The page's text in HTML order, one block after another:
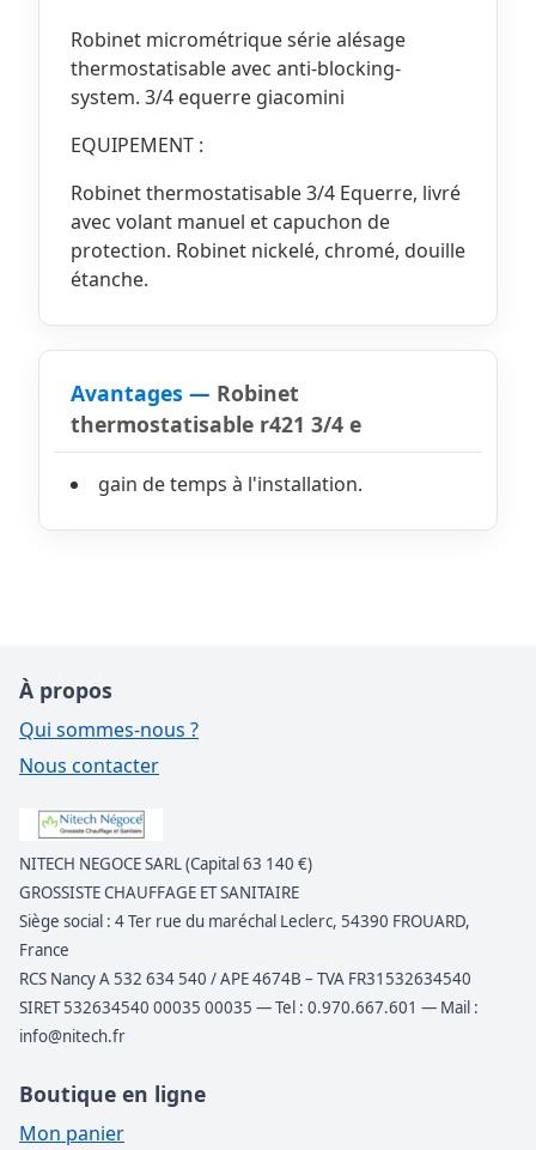
Robinet micrométrique série alésage
thermostatisable avec anti-blocking-
system. 3/4 equerre giacomini
EQUIPEMENT :
Robinet thermostatisable 3/4 Equerre, livré
avec volant manuel et capuchon de
protection. Robinet nickelé, chromé, douille
étanche.
Avantages — Robinet
thermostatisable r421 3/4 e
gain de temps à l'installation.
À propos
Qui sommes-nous ?
Nous contacter
NITECH NEGOCE SARL (Capital 63 140 €)
GROSSISTE CHAUFFAGE ET SANITAIRE
Siège social : 4 Ter rue du maréchal Leclerc, 54390 FROUARD,
France
RCS Nancy A 532 634 540 / APE 4674B – TVA FR31532634540
SIRET 532634540 00035 00035 — Tel : 0.970.667.601 — Mail :
info@nitech.fr
Boutique en ligne
Mon panier